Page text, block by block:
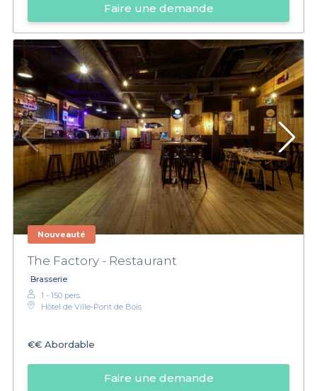
Faire une demande
Nouveauté
The Factory - Restaurant
Brasserie
1 - 150 pers.
Hôtel de Ville-Pont de Bois
€€ Abordable
Faire une demande